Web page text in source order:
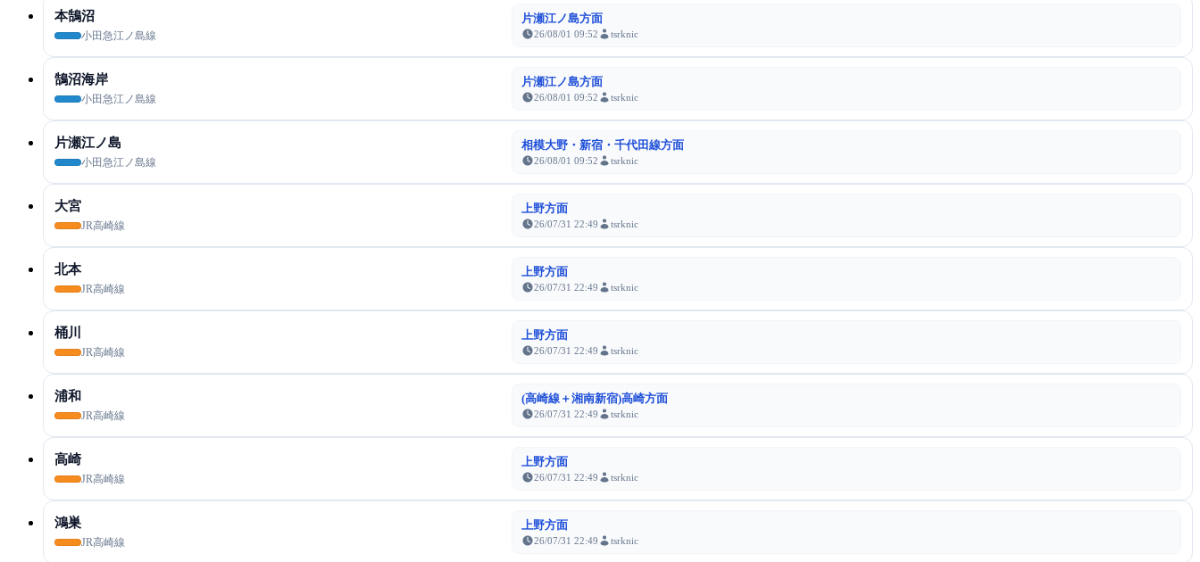
本鵠沼
小田急江ノ島線
片瀬江ノ島方面
26/08/01 09:52 tsrknic
鵠沼海岸
小田急江ノ島線
片瀬江ノ島方面
26/08/01 09:52 tsrknic
片瀬江ノ島
小田急江ノ島線
相模大野・新宿・千代田線方面
26/08/01 09:52 tsrknic
大宮
JR高崎線
上野方面
26/07/31 22:49 tsrknic
北本
JR高崎線
上野方面
26/07/31 22:49 tsrknic
桶川
JR高崎線
上野方面
26/07/31 22:49 tsrknic
浦和
JR高崎線
(高崎線＋湘南新宿)高崎方面
26/07/31 22:49 tsrknic
高崎
JR高崎線
上野方面
26/07/31 22:49 tsrknic
鴻巣
JR高崎線
上野方面
26/07/31 22:49 tsrknic